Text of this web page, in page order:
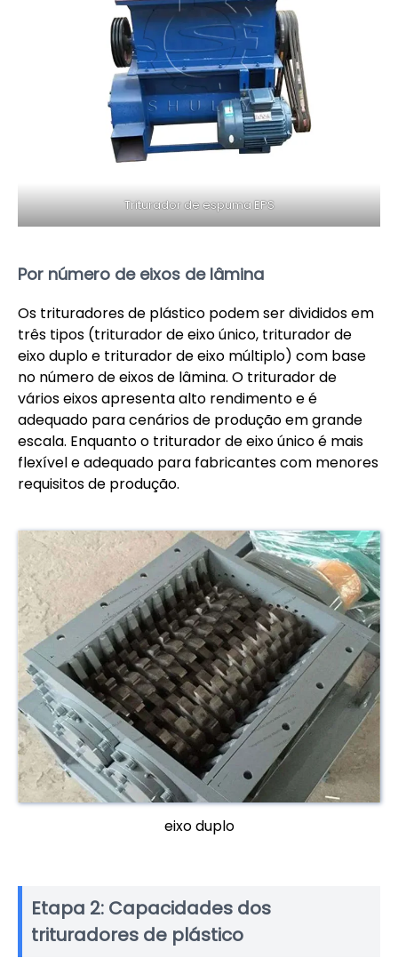
Triturador de espuma EPS
Por número de eixos de lâmina
Os trituradores de plástico podem ser divididos em
três tipos (triturador de eixo único, triturador de
eixo duplo e triturador de eixo múltiplo) com base
no número de eixos de lâmina. O triturador de
vários eixos apresenta alto rendimento e é
adequado para cenários de produção em grande
escala. Enquanto o triturador de eixo único é mais
flexível e adequado para fabricantes com menores
requisitos de produção.
eixo duplo
Etapa 2: Capacidades dos
trituradores de plástico